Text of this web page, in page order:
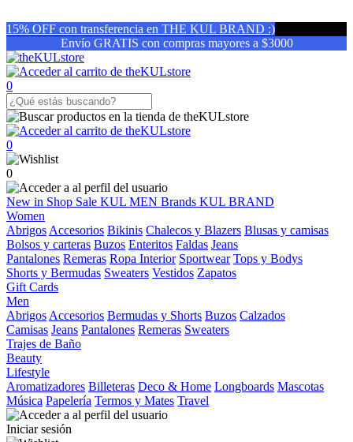
15% OFF con transferencia en THE KUL BRAND :)
Envío GRATIS con compras mayores a $3000
0
0
0
New in Shop Sale KUL MEN Brands KUL BRAND
Women
Abrigos Accesorios Bikinis Chalecos y Blazers Blusas y camisas
Bolsos y carteras Buzos Enteritos Faldas Jeans
Pantalones Remeras Ropa Interior Sportwear Tops y Bodys
Shorts y Bermudas Sweaters Vestidos Zapatos
Gift Cards
Men
Abrigos Accesorios Bermudas y Shorts Buzos Calzados
Camisas Jeans Pantalones Remeras Sweaters
Trajes de Baño
Beauty
Lifestyle
Aromatizadores Billeteras Deco & Home Longboards Mascotas
Música Papelería Termos y Mates Travel
Iniciar sesión